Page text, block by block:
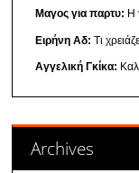
Μαγος για παρτυ: Η
Ειρήνη Αδ: Τι
Αγγελική Γκίκα:
Archives